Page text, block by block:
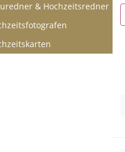
& Hochzeitsredner